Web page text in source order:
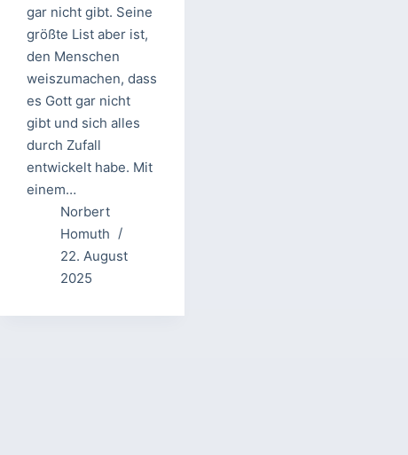
gar nicht gibt. Seine
größte List aber ist,
den Menschen
weiszumachen, dass
es Gott gar nicht
gibt und sich alles
durch Zufall
entwickelt habe. Mit
einem…
Norbert
Homuth
22. August
2025